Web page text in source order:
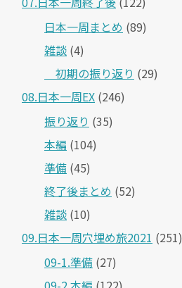
日本一周まとめ (89)
雑談 (4)
＿初期の振り返り (29)
08.日本一周EX (246)
振り返り (35)
本編 (104)
準備 (45)
終了後まとめ (52)
雑談 (10)
09.日本一周穴埋め旅2021 (251)
09-1.準備 (27)